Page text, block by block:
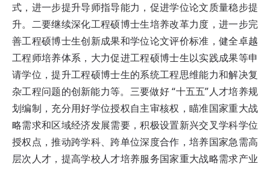
式，进一步提升导师指导能力，促进学位论文质量稳步提
升。二要继续深化工程硕博士生培养改革力度，进一步完
善工程硕博士生创新成果和学位论文评价标准，健全卓越
工程师培养体系，大力促进工程硕博士生以实践成果等申
请学位，提升工程硕博士生的系统工程思维能力和解决复
杂工程问题的创新能力等。三要做好 “十五五”人才培养规
划编制，充分用好学位授权自主审核权，瞄准国家重大战
略需求和区域经济发展需要，积极设置新兴交叉学科学位
授权点，推动跨学科、跨单位深度合作，培养国家急需高
层次人才，提高学校人才培养服务国家重大战略需求产业